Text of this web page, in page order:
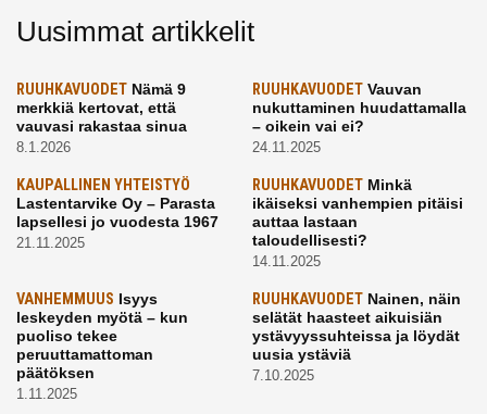
Uusimmat artikkelit
RUUHKAVUODET Nämä 9
merkkiä kertovat, että
vauvasi rakastaa sinua
8.1.2026
RUUHKAVUODETVauvan
nukuttaminen huudattamalla
– oikein vai ei?
24.11.2025
KAUPALLINEN YHTEISTYÖ
Lastentarvike Oy – Parasta
lapsellesi jo vuodesta 1967
21.11.2025
RUUHKAVUODETMinkä
ikäiseksi vanhempien pitäisi
auttaa lastaan
taloudellisesti?
14.11.2025
VANHEMMUUS Isyys
leskeyden myötä – kun
puoliso tekee
peruuttamattoman
päätöksen
1.11.2025
RUUHKAVUODETNainen, näin
selätät haasteet aikuisiän
ystävyyssuhteissa ja löydät
uusia ystäviä
7.10.2025